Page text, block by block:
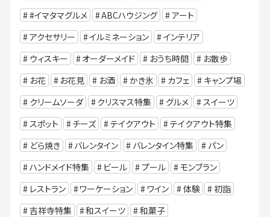
#イマタマグルメ
ABCハウジング
アート
アクセサリー
イルミネーション
インテリア
ウィスキー
オーダーメイド おうち時間
お散歩
お花
お花見 お酒 かき氷 カフェ
キャンプ場
クリームソーダ
クリスマス特集 グルメ
スイーツ
スポット
チーズ テイクアウト
テイクアウト特集
どら焼き
バレンタイン バレンタイン特集
パン
ハンドメイド特集
ビール プール
モンブラン
レストラン
ワーケーション ワイン 体験
初詣
吉祥寺特集
和スイーツ
和菓子